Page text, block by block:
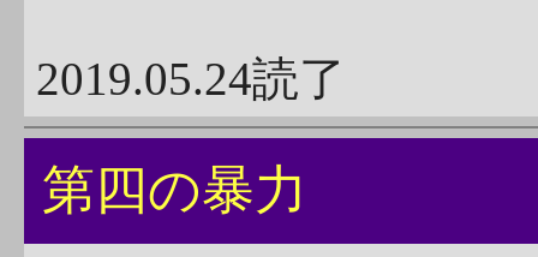
2019.05.24読了
第四の暴力